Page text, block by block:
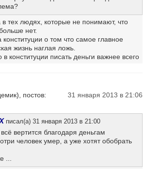
тех людях, которые не понимают, что
нет.
конституции о том что самое главное
жизнь наглая ложь.
в конституции писать деньги важнее всего
постов:
31 января 2013 в 21:06
писал(а) 31 января 2013 в 21:00
вертится благодаря деньгам
человек умер, а уже хотят обобрать
...